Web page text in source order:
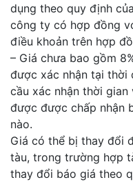
dụng theo quy định
công ty có hợp đồng
điều khoản trên hợp
– Giá chưa bao gồm
được xác nhận tại thời
cầu xác nhận thời gian
được được chấp nhận
nào.
Giá có thể bị thay đổi
tàu, trong trường hợp
thay đổi báo giá theo